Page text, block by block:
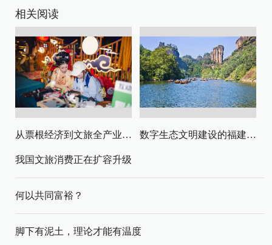
相关阅读
从票根经济到文旅全产业链升级 数字生态文明建设的福建路径与启示
我国文旅消费正在扩容升级
何以共同富裕？
脚下有泥土，理论才能有温度